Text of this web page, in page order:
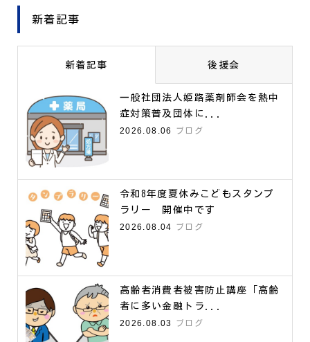
新着記事
新着記事 後援会
一般社団法人姫路薬剤師会を熱中
症対策普及団体に...
2026.08.06
ブログ
令和8年度夏休みこどもスタンプ
ラリー 開催中です
2026.08.04
ブログ
高齢者消費者被害防止講座「高齢
者に多い金融トラ...
2026.08.03
ブログ